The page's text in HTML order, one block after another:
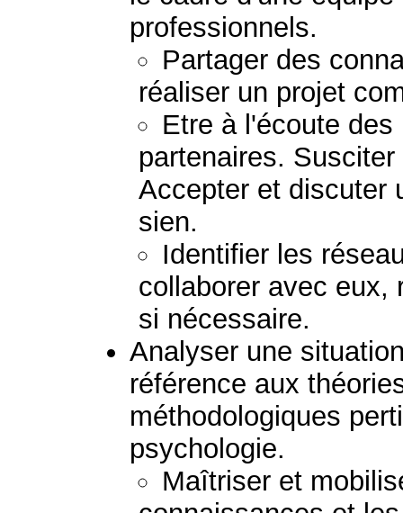
professionnels.
Partager des
réaliser un projet
Etre à l'écoute
partenaires.
Accepter et discuter
sien.
Identifier les
collaborer avec eux,
si nécessaire.
Analyser une
référence aux
méthodologiques
psychologie.
Maîtriser et